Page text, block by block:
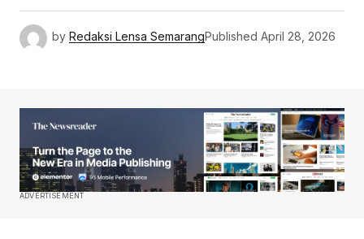
by Redaksi Lensa SemarangPublished April 28, 2026
ADVERTISEMENT